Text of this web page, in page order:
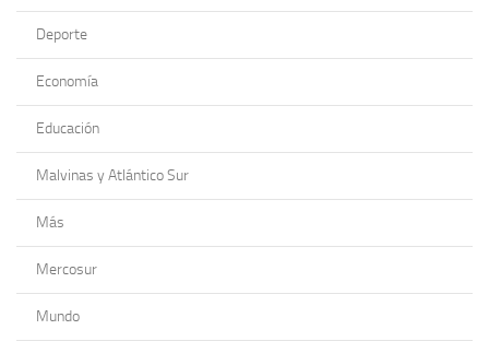
Deporte
Economía
Educación
Malvinas y Atlántico Sur
Más
Mercosur
Mundo